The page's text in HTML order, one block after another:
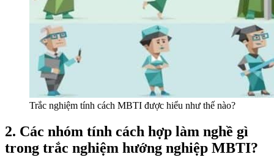
Trắc nghiệm tính cách MBTI được hiểu như thế nào?
2. Các nhóm tính cách hợp làm nghề gì
trong trắc nghiệm hướng nghiệp MBTI?